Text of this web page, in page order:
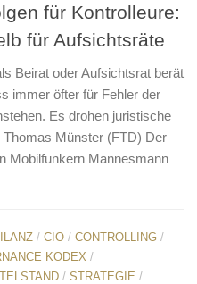
für Kontrolleure:
für Aufsichtsräte
Beirat oder Aufsichtsrat berät
immer öfter für Fehler der
Es drohen juristische
Münster (FTD) Der
Mobilfunkern Mannesmann
/ CIO / CONTROLLING /
KODEX /
/ STRATEGIE /